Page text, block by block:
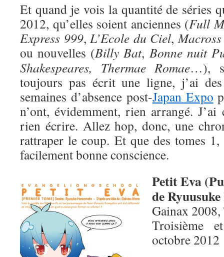
Et quand je vois la quantité de séries
2012, qu’elles soient anciennes (Full
Express 999, L’Ecole du Ciel,
ou nouvelles (Billy Bat, Bonne nuit
Shakespeares, Thermae Romae…),
toujours pas écrit une ligne, j’ai
semaines d’absence post-JapanExpo
n’ont, évidemment, rien arrangé.
rien écrire. Allez hop, donc, une
rattraper le coup. Et que des tomes
facilement bonne conscience.
Petit Eva
de
Gainax
Troisième
octobre 2012